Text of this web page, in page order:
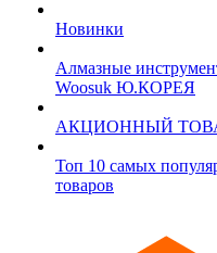
Новинки
Алмазные
Woosuk Ю.КОРЕЯ
АКЦИОННЫЙ
Топ 10 самых
товаров